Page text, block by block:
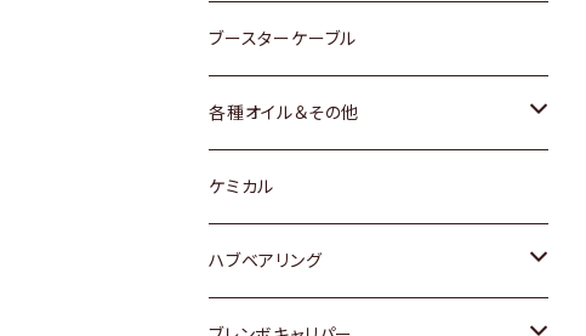
レクサス
スバル
マツダ
三菱
スバル
スバル
ダイハツ
マツダ
ダイハツ
マツダ
スバル
トヨタ
ホンダ
スズキ
日産
ブースターケーブル
各種オイル＆その他
ディーデル洗浄添加剤
ケミカル
ハブベアリング